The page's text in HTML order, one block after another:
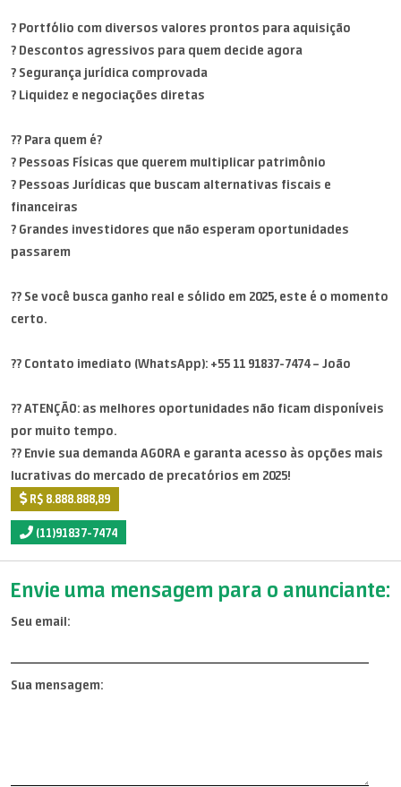
? Portfólio com diversos valores prontos para aquisição
? Descontos agressivos para quem decide agora
? Segurança jurídica comprovada
? Liquidez e negociações diretas
?? Para quem é?
? Pessoas Físicas que querem multiplicar patrimônio
? Pessoas Jurídicas que buscam alternativas fiscais e
financeiras
? Grandes investidores que não esperam oportunidades
passarem
?? Se você busca ganho real e sólido em 2025, este é o momento
certo.
?? Contato imediato (WhatsApp): +55 11 91837-7474 – João
?? ATENÇÃO: as melhores oportunidades não ficam disponíveis
por muito tempo.
?? Envie sua demanda AGORA e garanta acesso às opções mais
lucrativas do mercado de precatórios em 2025!
R$ 8.888.888,89
(11)91837-7474
Envie uma mensagem para o anunciante:
Seu email:
Sua mensagem: